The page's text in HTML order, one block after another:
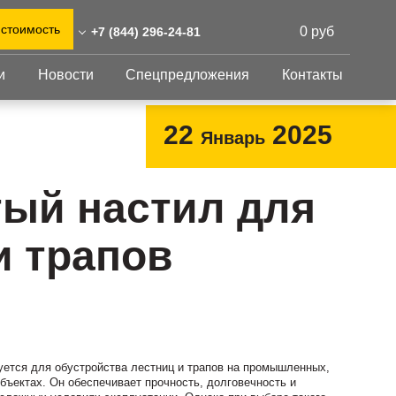
+7 (844) 296-24-81
296-24-81
улица, 10
склад: Калужская
район Боровский,
парк "Ворсино",
0 руб
Изделия из
перфорированных
листов
Крепеж
Просечно-
профилированный
Новости Спецпредложения Контакты
22 Январь 2025
настил для
трапов
для обустройства лестниц и трапов на промышленных,
Он обеспечивает прочность, долговечность и